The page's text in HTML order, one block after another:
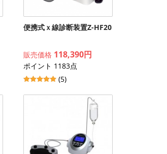
便携式ｘ線診断装置Z-HF20
販売価格 118,390円
ポイント 1183点
(5)